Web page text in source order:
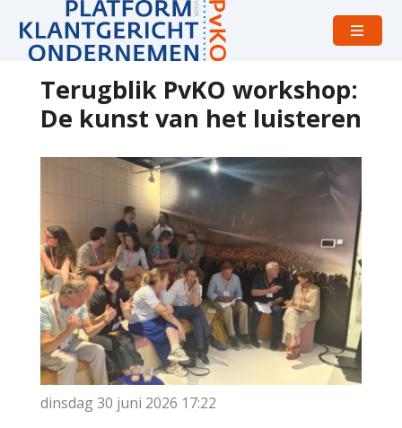
Open
Terugblik PvKO workshop:
De kunst van het luisteren
dinsdag 30 juni 2026 17:22